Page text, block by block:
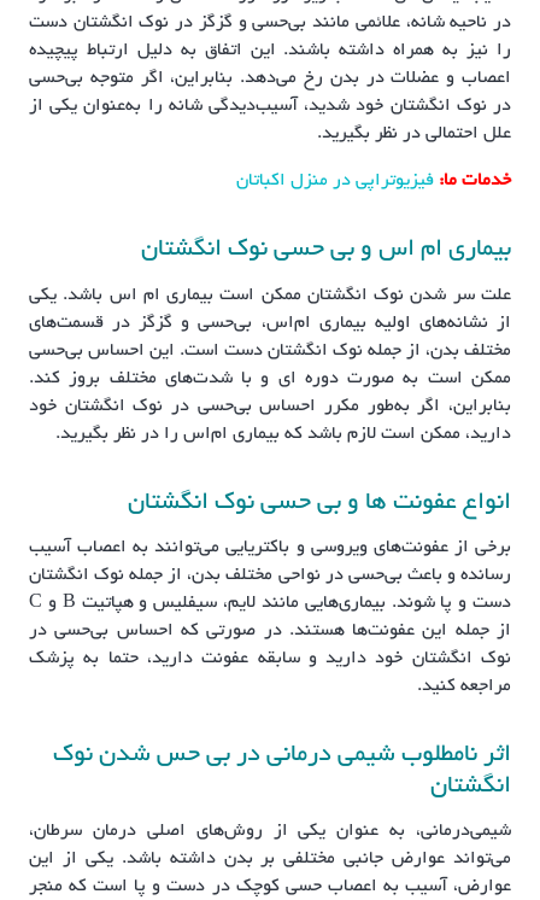
در ناحیه شانه، علائمی مانند بی‌حسی و گزگز در نوک انگشتان دست
را نیز به همراه داشته باشند. این اتفاق به دلیل ارتباط پیچیده
اعصاب و عضلات در بدن رخ می‌دهد. بنابراین، اگر متوجه بی‌حسی
در نوک انگشتان خود شدید، آسیب‌دیدگی شانه را به‌عنوان یکی از
علل احتمالی در نظر بگیرید.
خدمات ما: فیزیوتراپی در منزل اکباتان
بیماری ام اس و بی حسی نوک انگشتان
علت سر شدن نوک انگشتان ممکن است بیماری ام اس باشد. یکی
از نشانه‌های اولیه بیماری ام‌اس، بی‌حسی و گزگز در قسمت‌های
مختلف بدن، از جمله نوک انگشتان دست است. این احساس بی‌حسی
ممکن است به صورت دوره ای و با شدت‌های مختلف بروز کند.
بنابراین، اگر به‌طور مکرر احساس بی‌حسی در نوک انگشتان خود
دارید، ممکن است لازم باشد که بیماری ام‌اس را در نظر بگیرید.
انواع عفونت ها و بی حسی نوک انگشتان
برخی از عفونت‌های ویروسی و باکتریایی می‌توانند به اعصاب آسیب
رسانده و باعث بی‌حسی در نواحی مختلف بدن، از جمله نوک انگشتان
دست و پا شوند. بیماری‌هایی مانند لایم، سیفلیس و هپاتیت B و C
از جمله این عفونت‌ها هستند. در صورتی که احساس بی‌حسی در
نوک انگشتان خود دارید و سابقه عفونت دارید، حتما به پزشک
مراجعه کنید.
اثر نامطلوب شیمی درمانی در بی حس شدن نوک
انگشتان
شیمی‌درمانی، به عنوان یکی از روش‌های اصلی درمان سرطان،
می‌تواند عوارض جانبی مختلفی بر بدن داشته باشد. یکی از این
عوارض، آسیب به اعصاب حسی کوچک در دست و پا است که منجر